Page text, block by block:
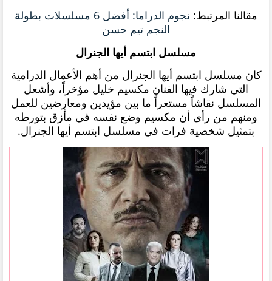
مقالنا المرتبط:
نجوم الدراما: أفضل 6 مسلسلات بطولة
النجم تيم حسن
مسلسل ابتسم أيها الجنرال
كان مسلسل ابتسم أيها الجنرال من أهم الأعمال الدرامية
التي شارك فيها الفنان مكسيم خليل مؤخراً، وأشعل
المسلسل نقاشاً مستعراً ما بين مؤيدين ومعارضين للعمل
ومنهم من رأى أن مكسيم وضع نفسه في مأزق بتورطه
بتمثيل شخصية فرات في مسلسل ابتسم أيها الجنرال.